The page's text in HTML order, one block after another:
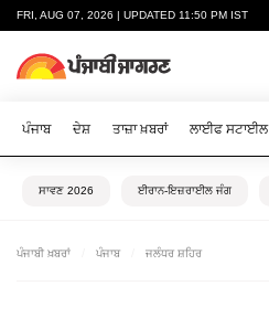
FRI, AUG 07, 2026 | UPDATED 11:50 PM IST
ਪੰਜਾਬ ਦੇਸ਼ ਤਾਜ਼ਾ ਖ਼ਬਰਾਂ ਲਾਈਫ ਸਟਾਈਲ
ਸਾਵਣ 2026 ਈਰਾਨ-ਇਜ਼ਰਾਈਲ ਜੰਗ
ਪੰਜਾਬੀ ਖ਼ਬਰਾਂ ਪੰਜਾਬ ਜਲੰਧਰ ਸ਼ਹਿਰ